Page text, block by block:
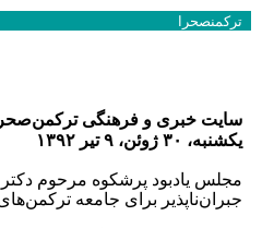
ترکمنصحرا
سایت خبری و فرهنگی ترکمن‌صحرا
یکشنبه، ۳۰ ژوئن، ۹ تیر ۱۳۹۲
مجلس یادبود پرشکوه مرحوم دکتر بردی آهنگری روز
جبران‌ناپذیر برای جامعه